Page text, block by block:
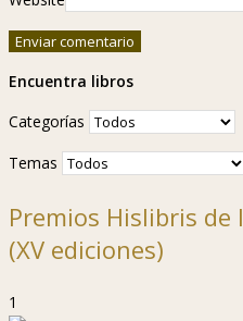
Encuentra libros
Categorías
Temas
Premios Hislibris
(XV ediciones)
1